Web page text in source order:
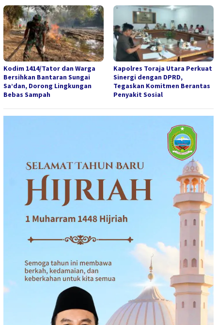
Kodim 1414/Tator dan Warga
Bersihkan Bantaran Sungai
Sa’dan, Dorong Lingkungan
Bebas Sampah
Kapolres Toraja Utara Perkuat
Sinergi dengan DPRD,
Tegaskan Komitmen Berantas
Penyakit Sosial